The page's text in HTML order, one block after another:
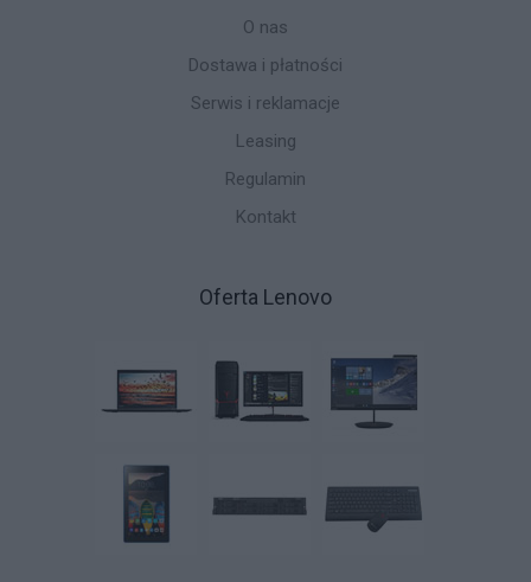
O nas
Dostawa i płatności
Serwis i reklamacje
Leasing
Regulamin
Kontakt
Oferta Lenovo